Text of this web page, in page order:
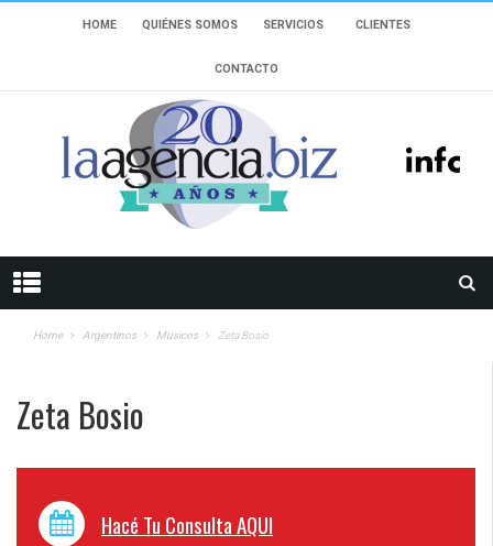
HOME QUIÉNES SOMOS SERVICIOS CLIENTES
CONTACTO
Home Argentinos Musicos Zeta Bosio
Zeta Bosio
Hacé Tu Consulta AQUI